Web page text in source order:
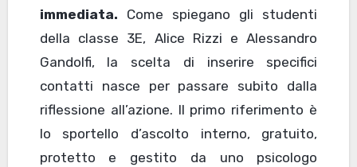
immediata. Come spiegano gli studenti
della classe 3E, Alice Rizzi e Alessandro
Gandolfi, la scelta di inserire specifici
contatti nasce per passare subito dalla
riflessione all’azione. Il primo riferimento è
lo sportello d’ascolto interno, gratuito,
protetto e gestito da uno psicologo